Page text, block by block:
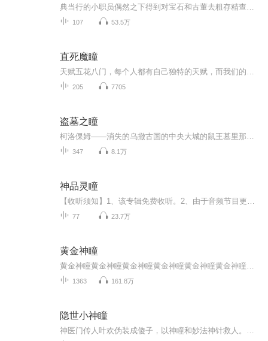
107 53.5万
直死魔瞳
205 7705
盗墓之瞳
347 8.1万
神品灵瞳
77 23.7万
黄金神瞳
1363 161.8万
隐世小神瞳